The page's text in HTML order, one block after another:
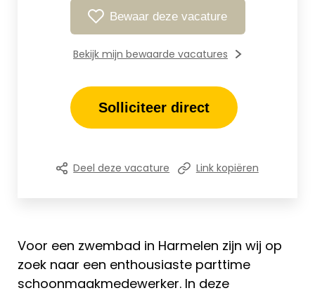
Voor een zwembad in Harmelen zijn wij op
zoek naar een enthousiaste parttime
schoonmaakmedewerker. In deze
Bewaar deze vacature
Bekijk mijn bewaarde vacatures
Solliciteer direct
Deel deze vacature Link kopiëren